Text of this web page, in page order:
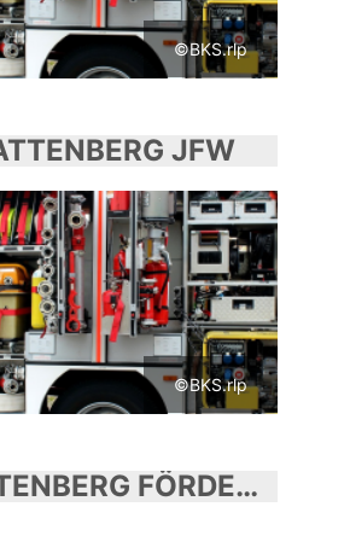
©BKS.rlp
JFW
©BKS.rlp
LZ DATTENBERG FÖRDERVEREIN